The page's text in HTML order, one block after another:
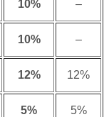
10% –
10% –
12% 12%
5% 5%